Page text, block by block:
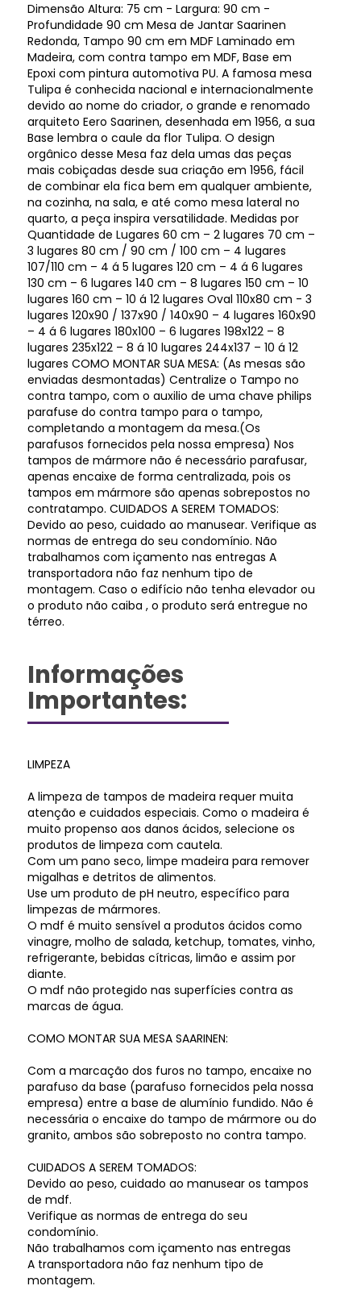
Dimensão Altura: 75 cm - Largura: 90 cm -
Profundidade 90 cm Mesa de Jantar Saarinen
Redonda, Tampo 90 cm em MDF Laminado em
Madeira, com contra tampo em MDF, Base em
Epoxi com pintura automotiva PU. A famosa mesa
Tulipa é conhecida nacional e internacionalmente
devido ao nome do criador, o grande e renomado
arquiteto Eero Saarinen, desenhada em 1956, a sua
Base lembra o caule da flor Tulipa. O design
orgânico desse Mesa faz dela umas das peças
mais cobiçadas desde sua criação em 1956, fácil
de combinar ela fica bem em qualquer ambiente,
na cozinha, na sala, e até como mesa lateral no
quarto, a peça inspira versatilidade. Medidas por
Quantidade de Lugares 60 cm – 2 lugares 70 cm –
3 lugares 80 cm / 90 cm / 100 cm – 4 lugares
107/110 cm – 4 á 5 lugares 120 cm – 4 á 6 lugares
130 cm – 6 lugares 140 cm – 8 lugares 150 cm – 10
lugares 160 cm – 10 á 12 lugares Oval 110x80 cm - 3
lugares 120x90 / 137x90 / 140x90 – 4 lugares 160x90
– 4 á 6 lugares 180x100 – 6 lugares 198x122 – 8
lugares 235x122 – 8 á 10 lugares 244x137 – 10 á 12
lugares COMO MONTAR SUA MESA: (As mesas são
enviadas desmontadas) Centralize o Tampo no
contra tampo, com o auxilio de uma chave philips
parafuse do contra tampo para o tampo,
completando a montagem da mesa.(Os
parafusos fornecidos pela nossa empresa) Nos
tampos de mármore não é necessário parafusar,
apenas encaixe de forma centralizada, pois os
tampos em mármore são apenas sobrepostos no
contratampo. CUIDADOS A SEREM TOMADOS:
Devido ao peso, cuidado ao manusear. Verifique as
normas de entrega do seu condomínio. Não
trabalhamos com içamento nas entregas A
transportadora não faz nenhum tipo de
montagem. Caso o edifício não tenha elevador ou
o produto não caiba , o produto será entregue no
térreo.
Informações
Importantes:
LIMPEZA
A limpeza de tampos de madeira requer muita
atenção e cuidados especiais. Como o madeira é
muito propenso aos danos ácidos, selecione os
produtos de limpeza com cautela.
Com um pano seco, limpe madeira para remover
migalhas e detritos de alimentos.
Use um produto de pH neutro, específico para
limpezas de mármores.
O mdf é muito sensível a produtos ácidos como
vinagre, molho de salada, ketchup, tomates, vinho,
refrigerante, bebidas cítricas, limão e assim por
diante.
O mdf não protegido nas superfícies contra as
marcas de água.
COMO MONTAR SUA MESA SAARINEN:
Com a marcação dos furos no tampo, encaixe no
parafuso da base (parafuso fornecidos pela nossa
empresa) entre a base de alumínio fundido. Não é
necessária o encaixe do tampo de mármore ou do
granito, ambos são sobreposto no contra tampo.
CUIDADOS A SEREM TOMADOS:
Devido ao peso, cuidado ao manusear os tampos
de mdf.
Verifique as normas de entrega do seu
condomínio.
Não trabalhamos com içamento nas entregas
A transportadora não faz nenhum tipo de
montagem.